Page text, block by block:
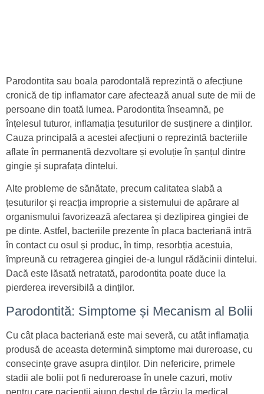
Parodontita sau boala parodontală reprezintă o afecțiune
cronică de tip inflamator care afectează anual sute de mii de
persoane din toată lumea. Parodontita înseamnă, pe
înțelesul tuturor, inflamația țesuturilor de susținere a dinților.
Cauza principală a acestei afecțiuni o reprezintă bacteriile
aflate în permanentă dezvoltare și evoluție în șanțul dintre
gingie şi suprafața dintelui.
Alte probleme de sănătate, precum calitatea slabă a
țesuturilor şi reacția improprie a sistemului de apărare al
organismului favorizează afectarea şi dezlipirea gingiei de
pe dinte. Astfel, bacteriile prezente în placa bacteriană intră
în contact cu osul și produc, în timp, resorbția acestuia,
împreună cu retragerea gingiei de-a lungul rădăcinii dintelui.
Dacă este lăsată netratată, parodontita poate duce la
pierderea ireversibilă a dinților.
Parodontită: Simptome și Mecanism al Bolii
Cu cât placa bacteriană este mai severă, cu atât inflamația
produsă de aceasta determină simptome mai dureroase, cu
consecințe grave asupra dinților. Din nefericire, primele
stadii ale bolii pot fi nedureroase în unele cazuri, motiv
pentru care pacienții ajung destul de târziu la medical